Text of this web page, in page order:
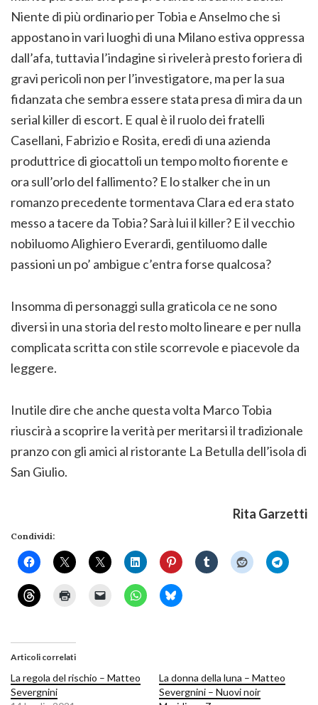
Niente di più ordinario per Tobia e Anselmo che si
appostano in vari luoghi di una Milano estiva oppressa
dall’afa, tuttavia l’indagine si rivelerà presto foriera di
gravi pericoli non per l’investigatore, ma per la sua
fidanzata che sembra essere stata presa di mira da un
serial killer di escort. E qual è il ruolo dei fratelli
Casellani, Fabrizio e Rosita, eredi di una azienda
produttrice di giocattoli un tempo molto fiorente e
ora sull’orlo del fallimento? E lo stalker che in un
romanzo precedente tormentava Clara ed era stato
messo a tacere da Tobia? Sarà lui il killer? E il vecchio
nobiluomo Alighiero Everardi, gentiluomo dalle
passioni un po’ ambigue c’entra forse qualcosa?
Insomma di personaggi sulla graticola ce ne sono
diversi in una storia del resto molto lineare e per nulla
complicata scritta con stile scorrevole e piacevole da
leggere.
Inutile dire che anche questa volta Marco Tobia
riuscirà a scoprire la verità per meritarsi il tradizionale
pranzo con gli amici al ristorante La Betulla dell’isola di
San Giulio.
Rita Garzetti
Condividi:
Articoli correlati
La regola del rischio – Matteo
Severgnini
La donna della luna – Matteo
Severgnini – Nuovi noir